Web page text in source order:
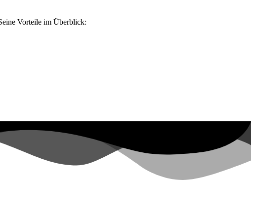
Vorteile im Überblick: